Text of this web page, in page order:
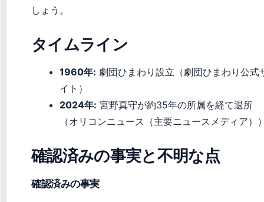
しょう。
タイムライン
1960年: 劇団ひまわり設立（劇団ひまわり公式
イト）
2024年: 宮野真守が約35年の所属を経て退所
（オリコンニュース（主要ニュースメディア）
確認済みの事実と不明な点
確認済みの事実